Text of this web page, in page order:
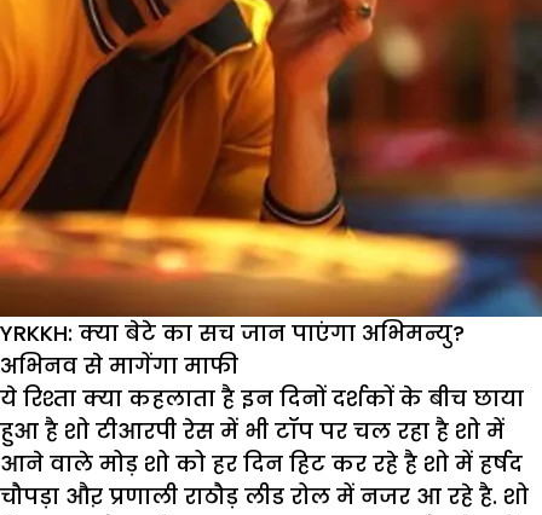
YRKKH: क्या बेटे का सच जान पाएंगा अभिमन्यु?
अभिनव से मागेंगा माफी
ये रिश्ता क्या कहलाता है इन दिनों दर्शकों के बीच छाया
हुआ है शो टीआरपी रेस में भी टॉप पर चल रहा है शो में
आने वाले मोड़ शो को हर दिन हिट कर रहे है शो में हर्षद
चौपड़ा औऱ प्रणाली राठौड़ लीड रोल में नजर आ रहे है. शो